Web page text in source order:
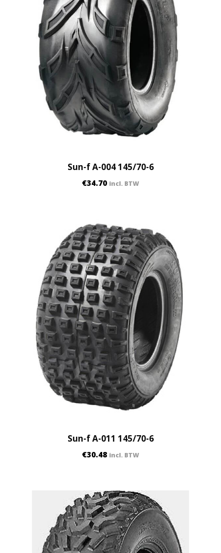
Sun-f A-004 145/70-6
€34.70 incl. BTW
Sun-f A-011 145/70-6
€30.48 incl. BTW